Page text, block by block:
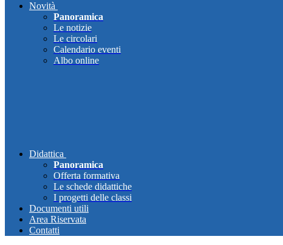
Novità
Panoramica
Le notizie
Le circolari
Calendario eventi
Albo online
Didattica
Panoramica
Offerta formativa
Le schede didattiche
I progetti delle classi
Documenti utili
Area Riservata
Contatti